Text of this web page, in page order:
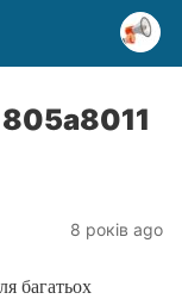
8 років ago
багатьох